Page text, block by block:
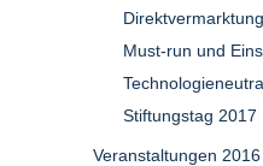
Direktvermarktung
Must-run und
Stiftungstag 2017
Veranstaltungen 2016